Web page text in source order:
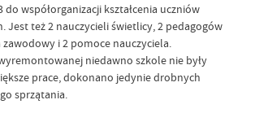
do współorganizacji kształcenia uczniów
Jest też 2 nauczycieli świetlicy, 2 pedagogów
i 2 pomoce nauczyciela.
niedawno szkole nie były
prace, dokonano jedynie drobnych
sprzątania.